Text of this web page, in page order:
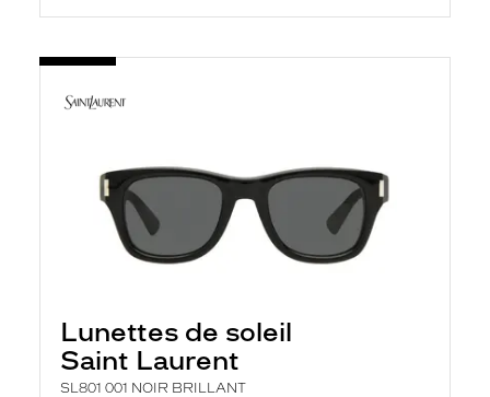
Lunettes de soleil
Saint Laurent
SL801 001 NOIR BRILLANT